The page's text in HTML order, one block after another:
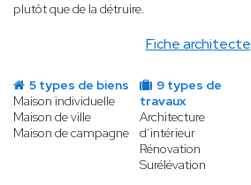
Fiche architecte
plutôt que de la détruire.
5 types de biens
Maison individuelle
Maison de ville
Maison de campagne
9 types de
travaux
Architecture
d’intérieur
Rénovation
Surélévation